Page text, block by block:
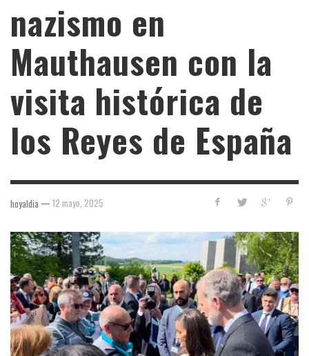
nazismo en
Mauthausen con la
visita histórica de
los Reyes de España
hoyaldia — 12 mayo, 2025